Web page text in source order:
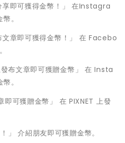
即可獲得金幣！」 在Instagra
。
章即可獲得金幣！」 在 Facebo
文章即可獲贈金幣」 在 Insta
。
可獲贈金幣」 在 PIXNET 上發
介紹朋友即可獲贈金幣。